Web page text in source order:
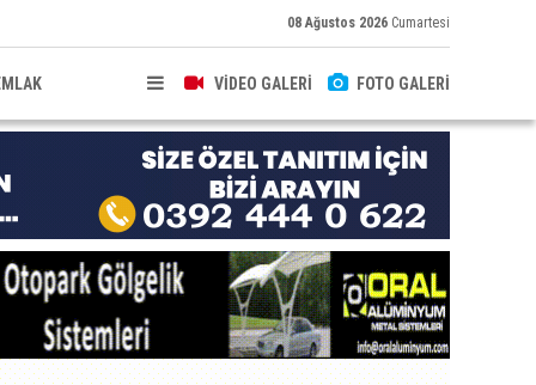
08 Ağustos 2026 Cumartesi
VİDEO GALERİ FOTO GALERİ